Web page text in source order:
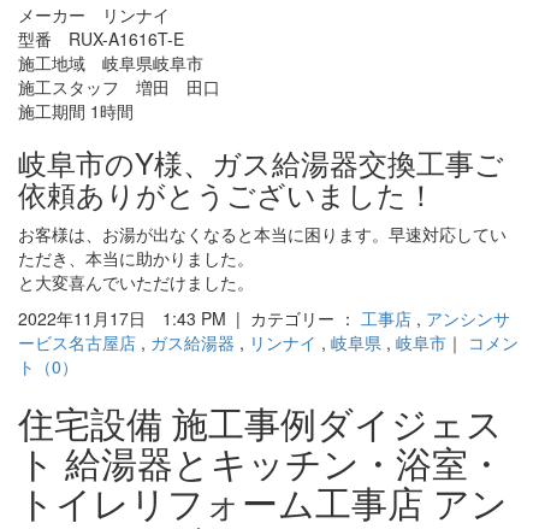
メーカー リンナイ
型番 RUX-A1616T-E
施工地域 岐阜県岐阜市
施工スタッフ 増田 田口
施工期間 1時間
岐阜市のY様、ガス給湯器交換工事ご
依頼ありがとうございました！
お客様は、お湯が出なくなると本当に困ります。早速対応してい
ただき、本当に助かりました。
と大変喜んでいただけました。
2022年11月17日 1:43 PM | カテゴリー ： 工事店 , アンシンサ
ービス名古屋店 , ガス給湯器 , リンナイ , 岐阜県 , 岐阜市 ｜ コメン
ト（0）
住宅設備 施工事例ダイジェス
ト 給湯器とキッチン・浴室・
トイレリフォーム工事店 アン